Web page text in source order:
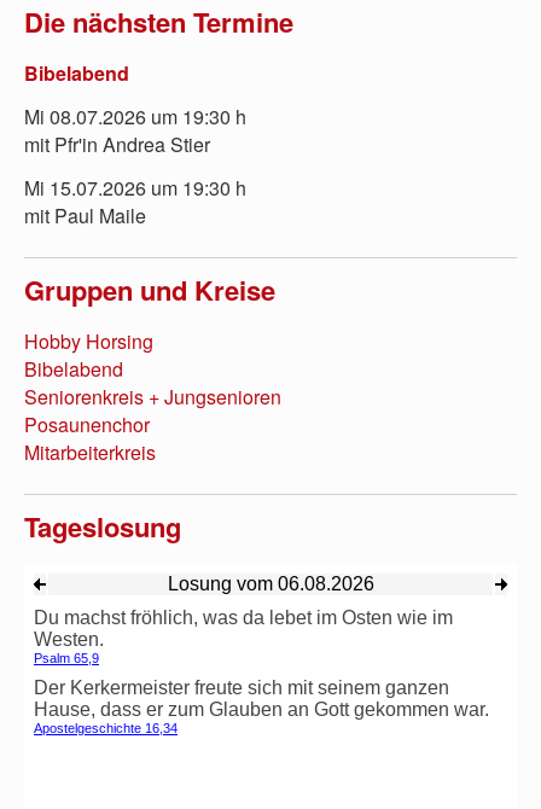
Die nächsten Termine
Bibelabend
Mi 08.07.2026 um 19:30 h
mit Pfr'in Andrea Stier
Mi 15.07.2026 um 19:30 h
mit Paul Maile
Gruppen und Kreise
Hobby Horsing
Bibelabend
Seniorenkreis + Jungsenioren
Posaunenchor
Mitarbeiterkreis
Tageslosung